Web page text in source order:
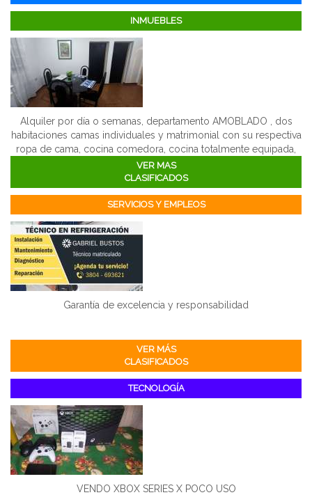
INMUEBLES
Alquiler por día o semanas, departamento AMOBLADO , dos
habitaciones camas individuales y matrimonial con su respectiva
ropa de cama, cocina comedora, cocina totalmente equipada,
tv, wi fi, heladera, etc. Entre rotonda las banderitas y hospital de
la madre y el niño, a metros de av. 1 de marzo.
VER MAS
CLASIFICADOS
SERVICIOS Y EMPLEOS
Garantía de excelencia y responsabilidad
VER MÁS
CLASIFICADOS
TECNOLOGÍA
VENDO XBOX SERIES X POCO USO